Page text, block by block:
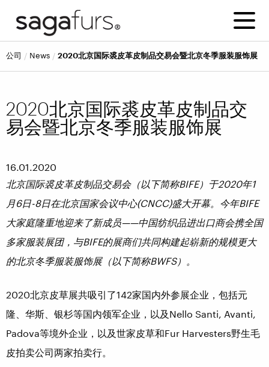
公司 news 2020北京国际裘皮革皮制品交易会暨北京冬季服装服饰展
2020北京国际裘皮革皮制品交
易会暨北京冬季服装服饰展
16.01.2020
北京国际裘皮革皮制品交易会（以下简称BIFE）于2020年1
月6日-8日在北京国家会议中心(CNCC)盛大开幕。今年BIFE
大家庭隆重地迎来了新成员——中国纺织品进出口商会携全国
多家服装展团，与BIFE的展商们共同构建起崭新的规模更大
的北京冬季服装服饰展（以下简称BWFS）。
2020北京皮草展共吸引了142家国内外参展企业，包括元
隆、华斯、银杉等国内领军企业，以及Nello Santi, Avanti,
Padova等境外企业，以及世家皮草和Fur Harvesters野生毛
皮拍卖公司两家拍卖行。